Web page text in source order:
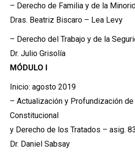
– Derecho de Familia y de la
Dras. Beatriz Biscaro – Lea Levy
– Derecho del Trabajo y de la
Dr. Julio Grisolía
MÓDULO I
Inicio: agosto 2019
– Actualización y Profundización
Constitucional
y Derecho de los Tratados – asig.
Dr. Daniel Sabsay